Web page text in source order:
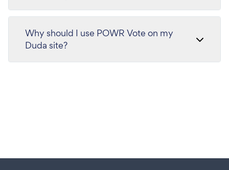
Why should I use POWR Vote on my
Duda site?